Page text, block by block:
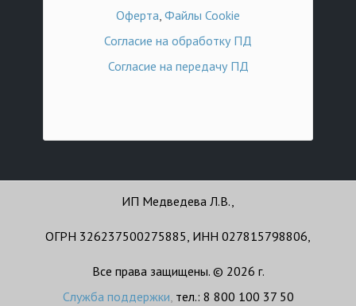
Оферта, Файлы Cookie
Согласие на обработку ПД
Согласие на передачу ПД
ИП Медведева Л.В.,
ОГРН 326237500275885, ИНН 027815798806,
Все права защищены. © 2026 г.
Служба поддержки, тел.: 8 800 100 37 50